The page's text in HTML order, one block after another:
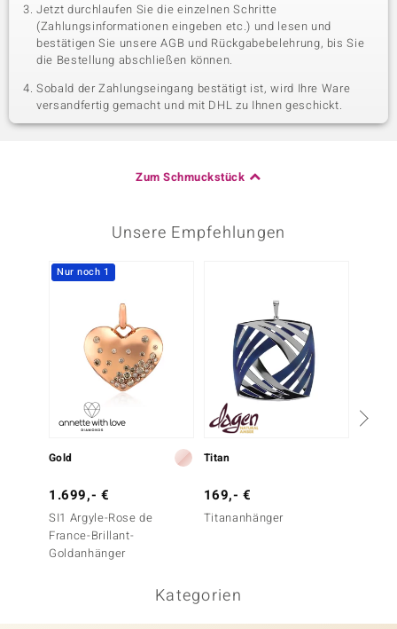
Jetzt durchlaufen Sie die einzelnen Schritte
(Zahlungsinformationen eingeben etc.) und lesen und
bestätigen Sie unsere AGB und Rückgabebelehrung, bis Sie
die Bestellung abschließen können.
Sobald der Zahlungseingang bestätigt ist, wird Ihre Ware
versandfertig gemacht und mit DHL zu Ihnen geschickt.
Zum Schmuckstück
Unsere Empfehlungen
Nur noch 1
Gold
1.699,- €
SI1 Argyle-Rose de
France-Brillant-
Goldanhänger
Titan
169,- €
Titananhänger
Kategorien